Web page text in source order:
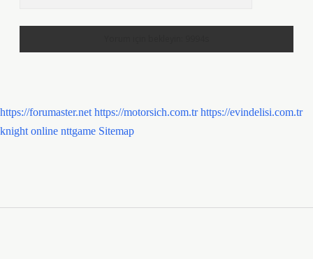
https://forumaster.net https://motorsich.com.tr https://evindelisi.com.tr
knight online nttgame Sitemap